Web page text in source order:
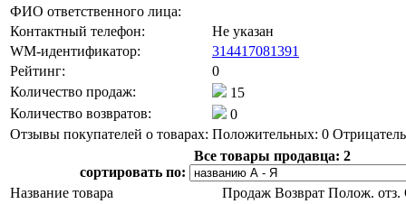
ФИО ответственного лица:
Контактный телефон:
Не указан
WM-идентификатор:
314417081391
Рейтинг:
0
Количество продаж:
15
Количество возвратов:
0
Отзывы покупателей о товарах: Положительных: 0
Все товары продавца: 2
сортировать по:
Название товара
Продаж Возврат Полож. отз.